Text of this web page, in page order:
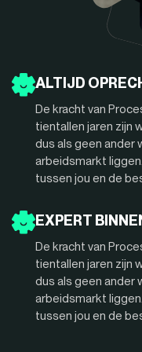
ALTIJD
De kracht van
tientallen jaren zijn
dus als geen ander
arbeidsmarkt
tussen jou en de
EXPERT
De kracht van
tientallen jaren zijn
dus als geen ander
arbeidsmarkt
tussen jou en de